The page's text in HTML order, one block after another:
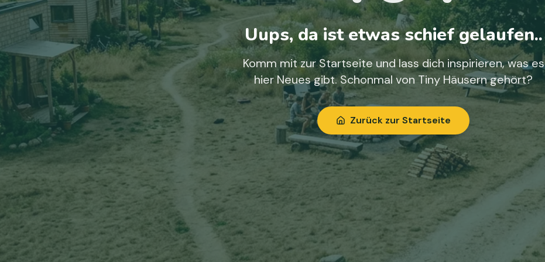
Uups, da ist etwas schief gelaufen..
Komm mit zur Startseite und lass dich inspirieren, was es
hier Neues gibt. Schonmal von Tiny Häusern gehört?
Zurück zur Startseite